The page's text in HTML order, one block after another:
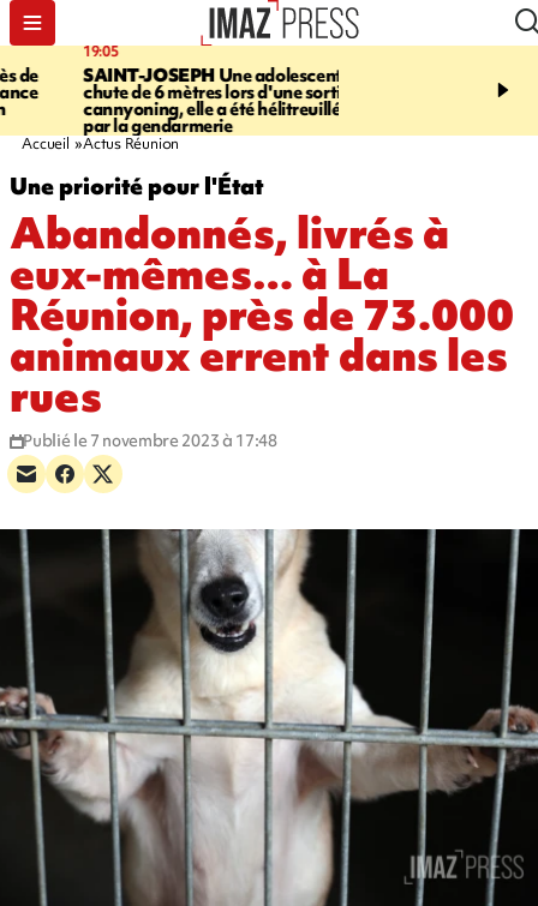
19:05
SAINT-JOSEPHUne adolescente
chute de 6 mètres lors d'une sortie
cannyoning, elle a été hélitreuillée
par la gendarmerie
20:44
rouée de coups,
Accueil Actus Réunion
Une priorité pour l'État
Abandonnés, livrés à
eux-mêmes… à La
Réunion, près de 73.000
animaux errent dans les
rues
Publié le 7 novembre 2023 à 17:48